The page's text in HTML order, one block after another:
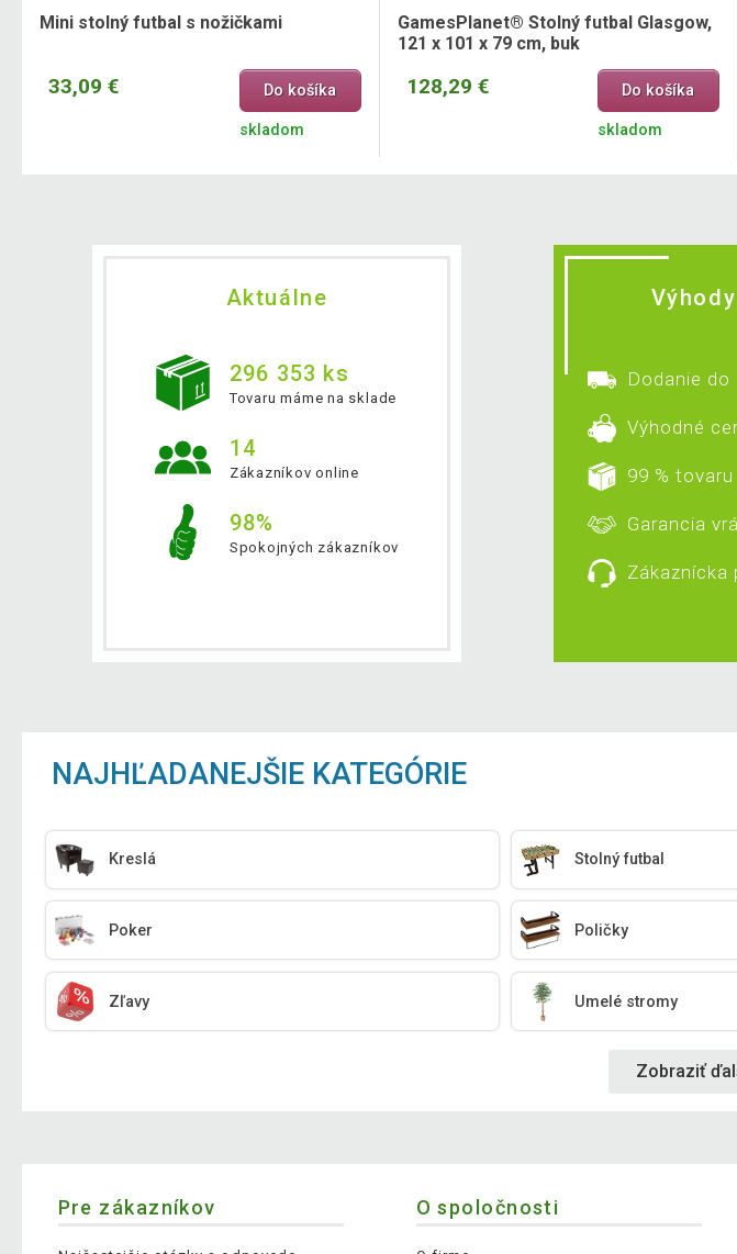
Mini stolný futbal s nožičkami
33,09 € Do košíka
skladom
GamesPlanet® Stolný futbal Glasgow,
121 x 101 x 79 cm, buk
128,29 € Do košíka
skladom
Aktuálne
296 353 ks
Tovaru máme na sklade
14
Zákazníkov online
98%
Spokojných zákazníkov
Dodanie
Výhodné
99 %
Garancia
Zákaznícka
NAJHĽADANEJŠIE KATEGÓRIE
Kreslá Stolný futbal
Poker Poličky
Zľavy Umelé stromy
Zobraziť
Pre zákazníkov O spoločnosti